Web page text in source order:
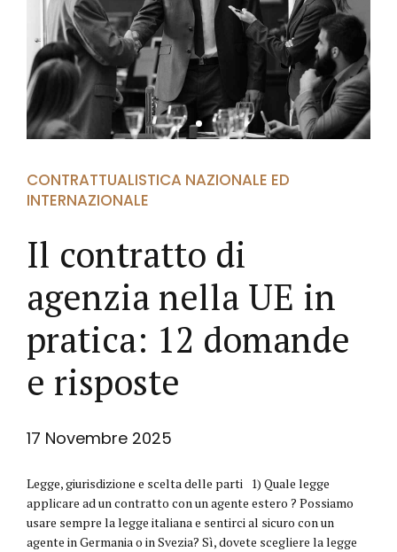
CONTRATTUALISTICA NAZIONALE ED
INTERNAZIONALE
Il contratto di
agenzia nella UE in
pratica: 12 domande
e risposte
17 Novembre 2025
Legge, giurisdizione e scelta delle parti 1) Quale legge
applicare ad un contratto con un agente estero ? Possiamo
usare sempre la legge italiana e sentirci al sicuro con un
agente in Germania o in Svezia? Sì, dovete scegliere la legge